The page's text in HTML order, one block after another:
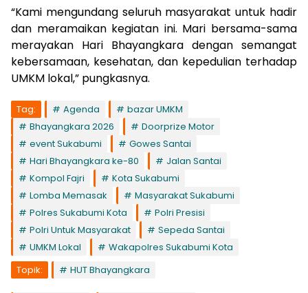
“Kami mengundang seluruh masyarakat untuk hadir
dan meramaikan kegiatan ini. Mari bersama-sama
merayakan Hari Bhayangkara dengan semangat
kebersamaan, kesehatan, dan kepedulian terhadap
UMKM lokal,” pungkasnya.
Tag: Agenda
bazar UMKM
Bhayangkara 2026
Doorprize Motor
event Sukabumi
Gowes Santai
Hari Bhayangkara ke-80
Jalan Santai
Kompol Fajri
Kota Sukabumi
Lomba Memasak
Masyarakat Sukabumi
Polres Sukabumi Kota
Polri Presisi
Polri Untuk Masyarakat
Sepeda Santai
UMKM Lokal
Wakapolres Sukabumi Kota
Topik:
HUT Bhayangkara